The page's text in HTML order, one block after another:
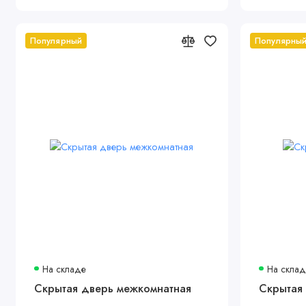
Популярный
На складе
Скрытая дверь межкомнатная
На